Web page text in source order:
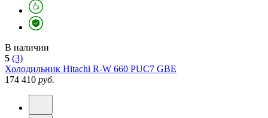
В наличии
5 (3)
Холодильник Hitachi R-W 660 PUC7 GBE
174 410 руб.